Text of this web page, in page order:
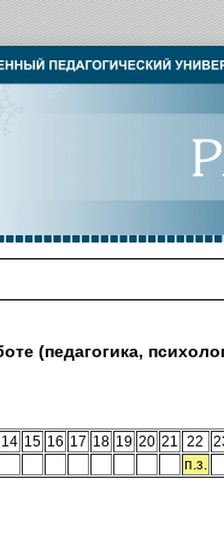
(педагогика,
14 15 16 17 18 19 20 21 22
п.з.